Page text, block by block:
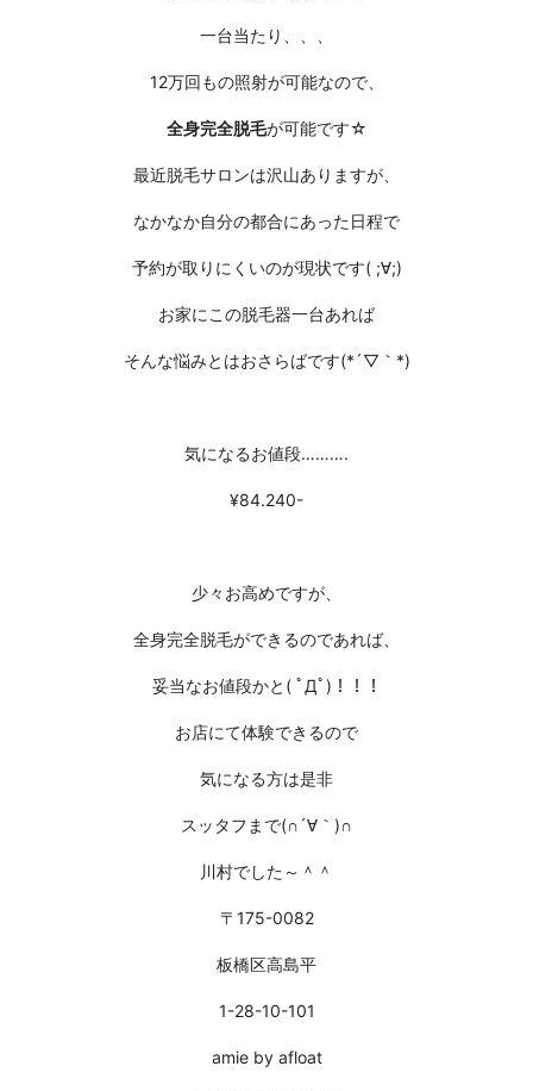
一台当たり、、、
12万回もの照射が可能なので、
全身完全脱毛が可能です☆
最近脱毛サロンは沢山ありますが、
なかなか自分の都合にあった日程で
予約が取りにくいのが現状です( ;∀;)
お家にこの脱毛器一台あれば
そんな悩みとはおさらばです(*´▽｀*)
気になるお値段……….
¥84.240-
少々お高めですが、
全身完全脱毛ができるのであれば、
妥当なお値段かと( ﾟДﾟ)！！！
お店にて体験できるので
気になる方は是非
スッタフまで(∩´∀｀)∩
川村でした～＾＾
〒175-0082
板橋区高島平
1-28-10-101
amie by afloat